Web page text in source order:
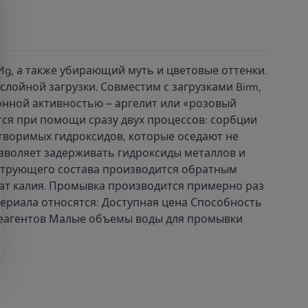
а также убирающий муть и цветовые оттенки.
загрузки. Совместим с загрузками Birm,
активностью – аргелит или «розовый
при помощи сразу двух процессов: сорбции
гидроксидов, которые оседают не
задерживать гидроксиды металлов и
состава производится обратным
калия. Промывка производится примерно раз
относятся: Доступная цена Способность
Малые объемы воды для промывки